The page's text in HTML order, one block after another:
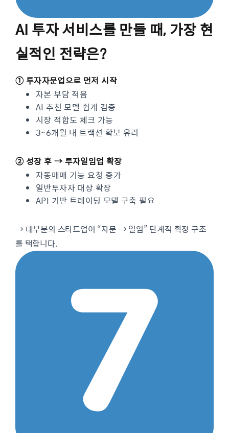
AI 투자 서비스를 만들 때, 가장 현
실적인 전략은?
① 투자자문업으로 먼저 시작
자본 부담 적음
AI 추천 모델 쉽게 검증
시장 적합도 체크 가능
3~6개월 내 트랙션 확보 유리
② 성장 후 → 투자일임업 확장
자동매매 기능 요청 증가
일반투자자 대상 확장
API 기반 트레이딩 모델 구축 필요
→ 대부분의 스타트업이 “자문 → 일임” 단계적 확장 구조
를 택합니다.